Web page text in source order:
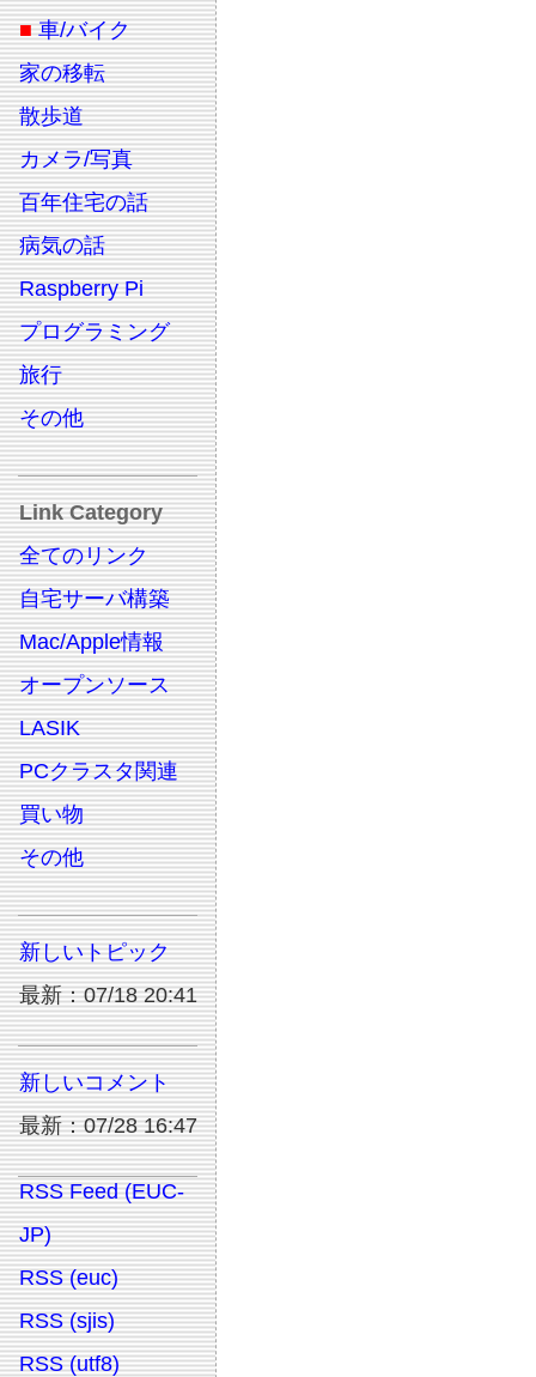
■ 車/バイク
家の移転
散歩道
カメラ/写真
百年住宅の話
病気の話
Raspberry Pi
プログラミング
旅行
その他
Link Category
全てのリンク
自宅サーバ構築
Mac/Apple情報
オープンソース
LASIK
PCクラスタ関連
買い物
その他
新しいトピック
最新：07/18 20:41
新しいコメント
最新：07/28 16:47
RSS Feed (EUC-
JP)
RSS (euc)
RSS (sjis)
RSS (utf8)